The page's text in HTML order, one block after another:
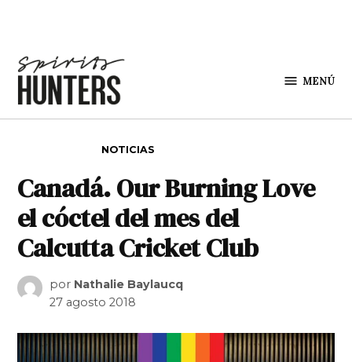
MENÚ
NOTICIAS
Canadá. Our Burning Love
el cóctel del mes del
Calcutta Cricket Club
por Nathalie Baylaucq
27 agosto 2018